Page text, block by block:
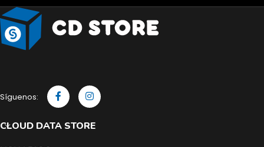
Síguenos:
CLOUD DATA STORE